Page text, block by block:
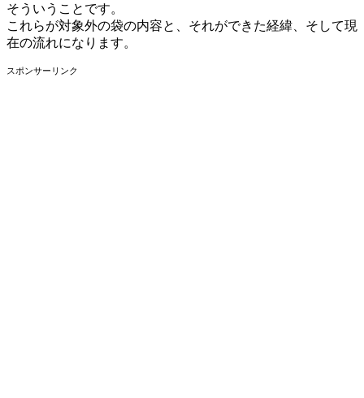
そういうことです。
これらが対象外の袋の内容と、それができた経緯、そして現
在の流れになります。
スポンサーリンク